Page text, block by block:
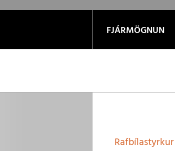
FJÁRMÖGNUN
Rafbílastyrkur